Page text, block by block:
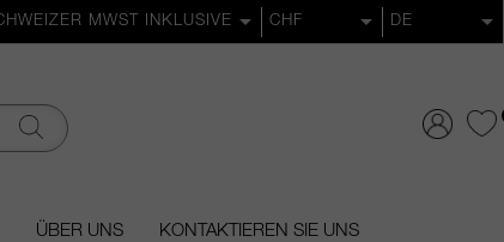
ÜBER UNS KONTAKTIEREN SIE UNS